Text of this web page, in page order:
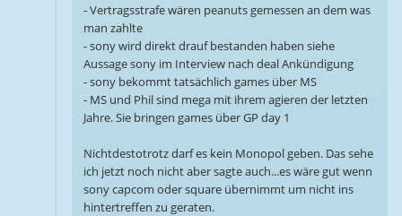
- Vertragsstrafe wären peanuts gemessen an dem was
man zahlte
- sony wird direkt drauf bestanden haben siehe
Aussage sony im Interview nach deal Ankündigung
- sony bekommt tatsächlich games über MS
- MS und Phil sind mega mit ihrem agieren der letzten
Jahre. Sie bringen games über GP day 1
Nichtdestotrotz darf es kein Monopol geben. Das sehe
ich jetzt noch nicht aber sagte auch...es wäre gut wenn
sony capcom oder square übernimmt um nicht ins
hintertreffen zu geraten.